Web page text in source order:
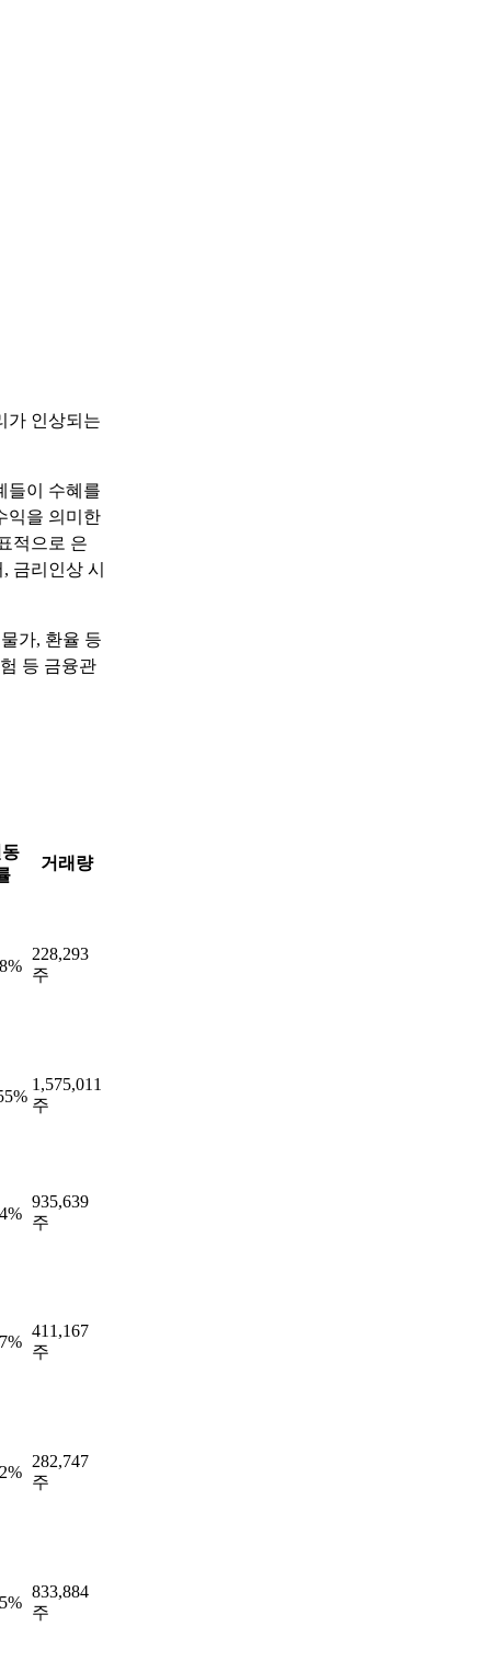
가 인상되는
들이 수혜를
익을 의미한
적으로 은
금리인상 시
가, 환율 등
등 금융관
거래량
228,293
주
1,575,011
주
935,639
주
411,167
주
282,747
주
833,884
주